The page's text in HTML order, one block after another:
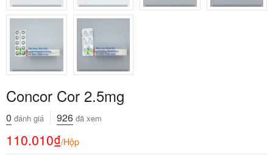
Concor Cor 2.5mg
0 đánh giá 926 đã xem
110.010₫/Hộp